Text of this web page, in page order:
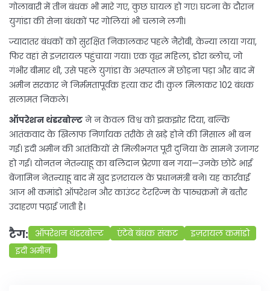
गोलाबारी में तीन बंधक भी मारे गए, कुछ घायल हो गए। घटना के दौरान
युगांडा की सेना बंधकों पर गोलियां भी चलाने लगी।
ज्यादातर बंधकों को सुरक्षित निकालकर पहले नैरोबी, केन्या लाया गया,
फिर वहां से इज़रायल पहुंचाया गया। एक वृद्ध महिला, डोरा ब्लोच, जो
गंभीर बीमार थी, उसे पहले युगांडा के अस्पताल में छोड़ना पड़ा और बाद में
अमीन सरकार ने निर्ममतापूर्वक हत्या कर दी। कुल मिलाकर 102 बंधक
सलामत निकले।
ऑपरेशन थंडरबोल्ट ने न केवल विश्व को झकझोर दिया, बल्कि
आतंकवाद के खिलाफ निर्णायक तरीके से खड़े होने की मिसाल भी बन
गई। इदी अमीन की आतंकियों से मिलीभगत पूरी दुनिया के सामने उजागर
हो गई। योनतन नेतन्याहू का बलिदान प्रेरणा बन गया—उनके छोटे भाई
बेंजामिन नेतन्याहू बाद में खुद इज़रायल के प्रधानमंत्री बने। यह कार्रवाई
आज भी कमांडो ऑपरेशन और काउंटर टेररिज्म के पाठ्यक्रमों में बतौर
उदाहरण पढ़ाई जाती है।
टैग: ऑपरेशन थंडरबोल्ट एंटेबे बंधक संकट
इज़रायल कमांडो
इदी अमीन